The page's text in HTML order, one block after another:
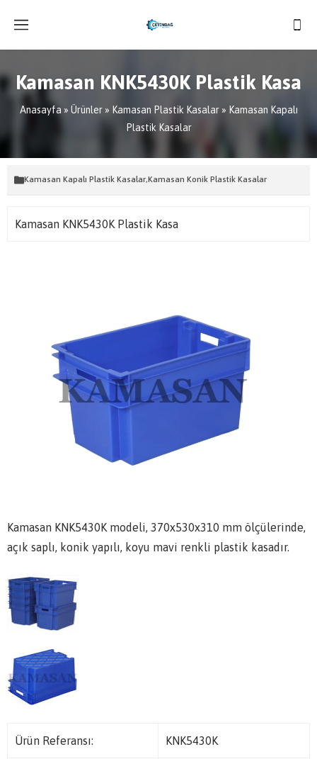
Kamasan KNK5430K Plastik Kasa
Anasayfa » Ürünler» Kamasan Plastik Kasalar» Kamasan Kapalı
Plastik Kasalar
Kamasan Kapalı Plastik Kasalar,Kamasan Konik Plastik Kasalar
Kamasan KNK5430K Plastik Kasa
Kamasan KNK5430K modeli, 370x530x310 mm ölçülerinde,
açık saplı, konik yapılı, koyu mavi renkli plastik kasadır.
Ürün Referansı: KNK5430K